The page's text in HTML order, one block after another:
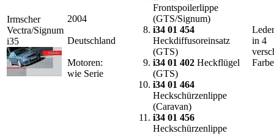
Irmscher
Vectra/Signum
i35
2004
Deutschland
Motoren:
wie Serie
Frontspoilerlippe
(GTS/Signum)
i34 01 454
Heckdiffusoreinsatz
(GTS)
i34 01 402 Heckflügel
(GTS)
i34 01 464
Heckschürzenlippe
(Caravan)
i34 01 456
Heckschürzenlippe
in 4